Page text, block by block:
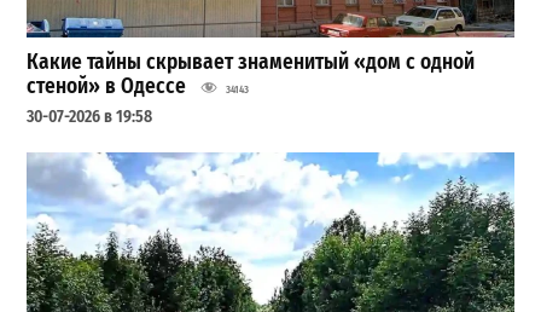
Какие тайны скрывает знаменитый «дом с одной
стеной» в Одессе
34143
30-07-2026 в 19:58